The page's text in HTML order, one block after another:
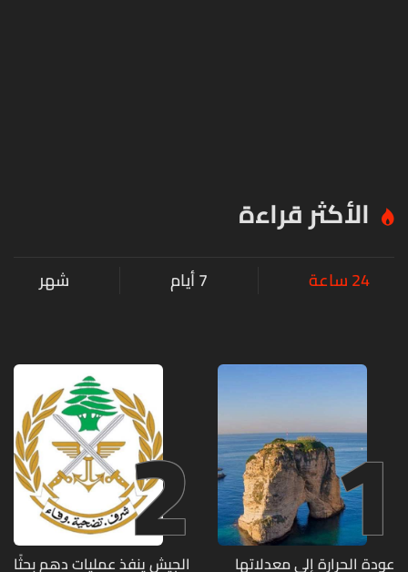
الأكثر قراءة
24 ساعة 7 أيام شهر
1
عودة الحرارة إلى معدلاتها
2
الجيش ينفذ عمليات دهم بحثًا